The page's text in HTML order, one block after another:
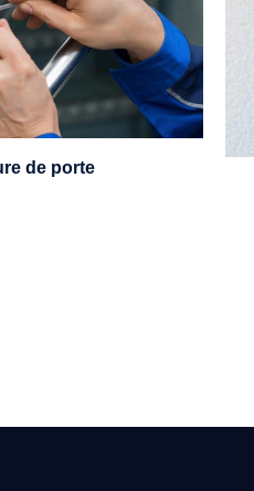
clés ou la porte s'est
? Un serrurier est
24h/7.
de porte